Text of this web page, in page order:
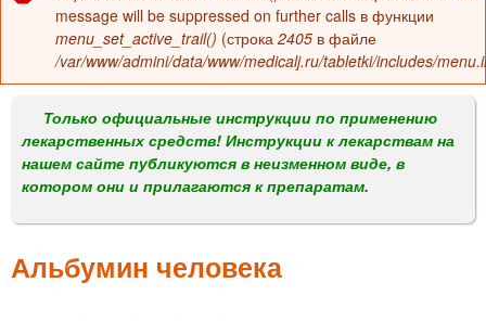
в
о
м
е
н
Сообщение
об
ошибке
message will be suppressed on further calls в функции
menu_set_active_trail() (строка 2405 в файле
/var/www/admini/data/www/medicalj.ru/tabletki/includes/
Только официальные инструкции по применению
лекарственных средств! Инструкции к лекарствам на
нашем сайте публикуются в неизменном виде, в
котором они и прилагаются к препаратам.
Альбумин человека